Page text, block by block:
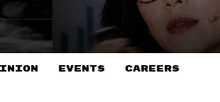
EVENTS CAREERS